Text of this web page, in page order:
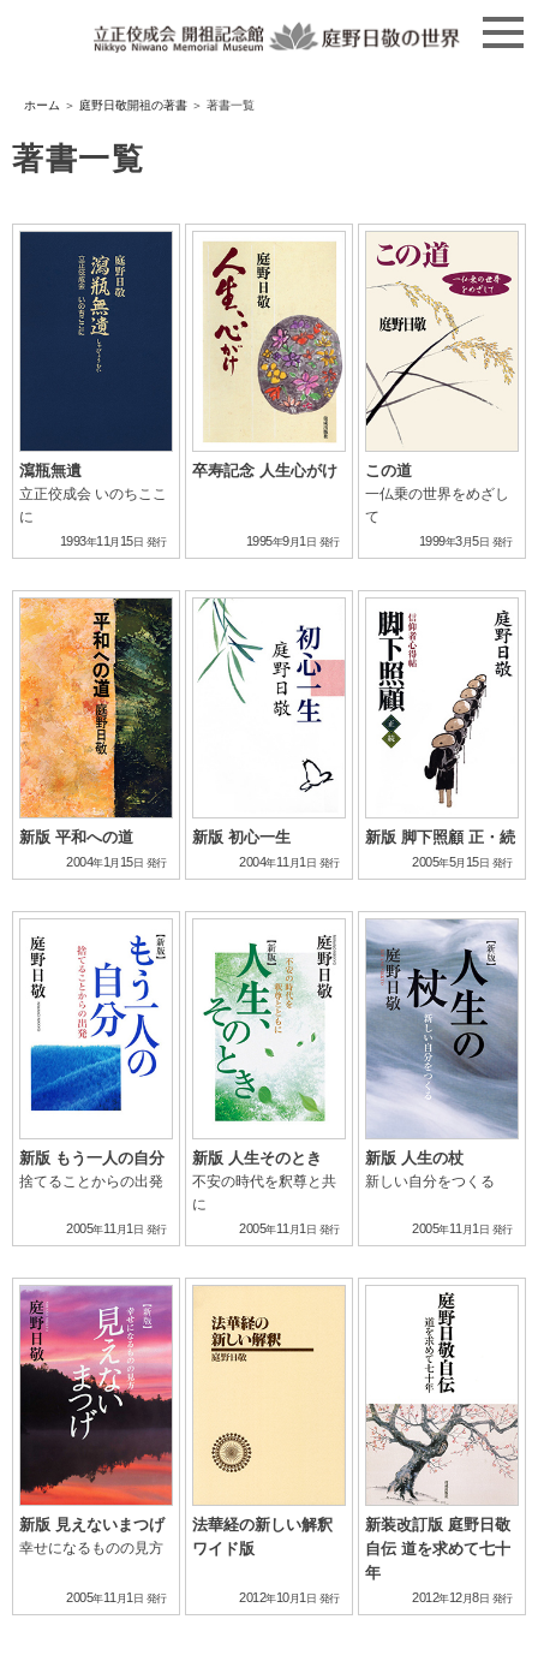
ス
キ
ホーム ＞ 庭野日敬開祖の著書＞ 著書一覧
著書一覧
瀉瓶無遺
立正佼成会 いのちここ
に
1993年11 月 15日 発行
卒寿記念 人生心がけ
1995年9月 1 日 発行
この道
一仏乗の世界をめざし
て
1999年3月5日 発行
新版 平和への道
2004年1 月 15日 発行
新版 初心一生
2004年11 月 1 日 発行
新版 脚下照顧 正・続
2005年5月 15日 発行
新版 もう一人の自分
捨てることからの出発
2005年11 月 1 日 発行
新版 人生そのとき
不安の時代を釈尊と共
に
2005年11 月 1 日 発行
新版 人生の杖
新しい自分をつくる
2005年11 月 1 日 発行
新版 見えないまつげ
幸せになるものの見方
2005年11 月 1 日 発行
法華経の新しい解釈
ワイド版
2012年10月 1 日 発行
新装改訂版 庭野日敬
自伝 道を求めて七十
年
2012年12月8日 発行